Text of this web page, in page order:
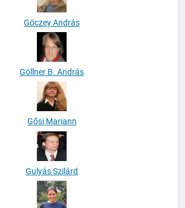
Göczey András
Göllner B. András
Gősi Mariann
Gulyás Szilárd